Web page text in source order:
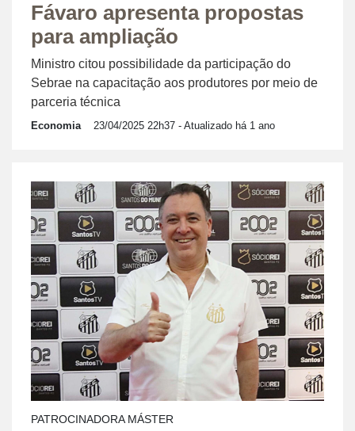
Fávaro apresenta propostas
para ampliação
Ministro citou possibilidade da participação do
Sebrae na capacitação aos produtores por meio de
parceria técnica
Economia 23/04/2025 22h37 - Atualizado há 1 ano
PATROCINADORA MÁSTER